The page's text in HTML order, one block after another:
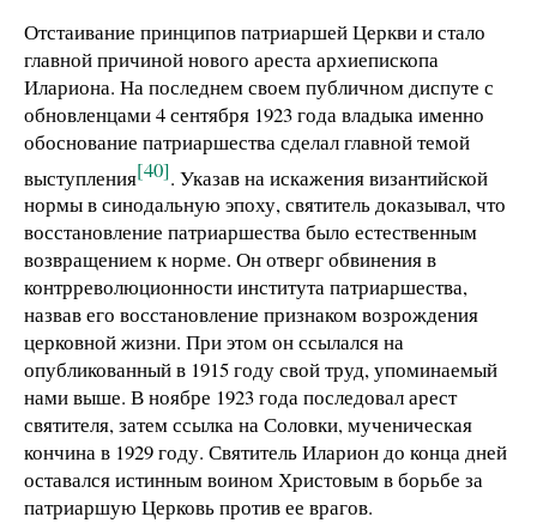
Отстаивание принципов патриаршей Церкви и стало
главной причиной нового ареста архиепископа
Илариона. На последнем своем публичном диспуте с
обновленцами 4 сентября 1923 года владыка именно
обоснование патриаршества сделал главной темой
выступления[40]. Указав на искажения византийской
нормы в синодальную эпоху, святитель доказывал, что
восстановление патриаршества было естественным
возвращением к норме. Он отверг обвинения в
контрреволюционности института патриаршества,
назвав его восстановление признаком возрождения
церковной жизни. При этом он ссылался на
опубликованный в 1915 году свой труд, упоминаемый
нами выше. В ноябре 1923 года последовал арест
святителя, затем ссылка на Соловки, мученическая
кончина в 1929 году. Святитель Иларион до конца дней
оставался истинным воином Христовым в борьбе за
патриаршую Церковь против ее врагов.